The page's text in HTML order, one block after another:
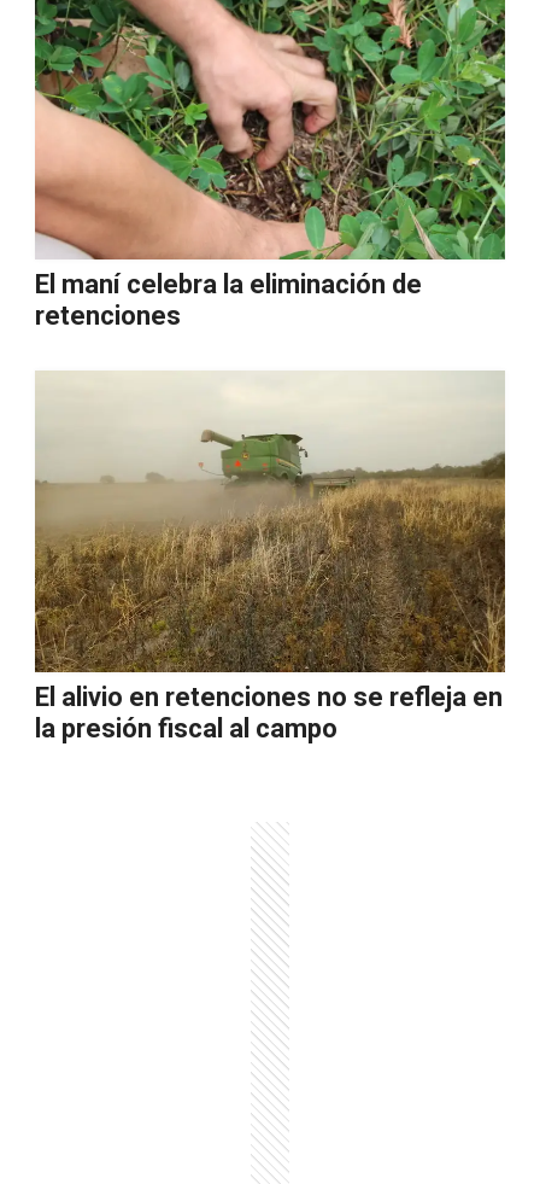
El maní celebra la eliminación de
retenciones
El alivio en retenciones no se refleja en
la presión fiscal al campo